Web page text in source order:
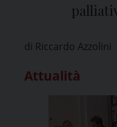
di Riccardo Azzolini
Attualità